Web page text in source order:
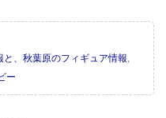
と、秋葉原のフィギュア情報
ー